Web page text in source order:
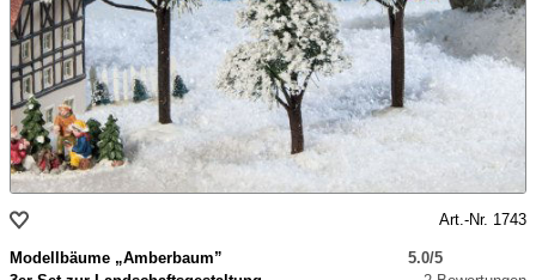
Art.-Nr. 1743
Modellbäume „Amberbaum”
5.0/5